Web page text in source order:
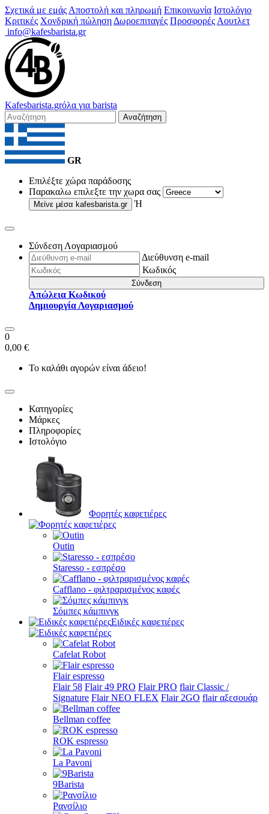
Σχετικά με εμάς Αποστολή και πληρωμή Επικοινωνία Ιστολόγιο
Κριτικές Χονδρική πώληση Δωροεπιταγές Προσφορές Αουτλετ
info@kafesbarista.gr
Kafesbarista.grόλα για barista
Αναζήτηση
GR
Επιλέξτε χώρα παράδοσης
Παρακαλω επιλεξτε την χωρα σας
Μείνε μέσα kafesbarista.gr Ή
Σύνδεση Λογαριασμού
Διεύθυνση e-mail
Κωδικός
Σύνδεση
Απώλεια Κωδικού
Δημιουργία Λογαριασμού
0
0,00 €
Το καλάθι αγορών είναι άδειο!
Κατηγορίες
Μάρκες
Πληροφορίες
Ιστολόγιο
Φορητές καφετιέρες
Outin
Staresso - εσπρέσο
Cafflano - φιλτραρισμένος καφές
Σόμπες κάμπινγκ
Ειδικές καφετιέρες
Cafelat Robot
Flair espresso
Flair 58 Flair 49 PRO Flair PRO flair Classic /
Signature Flair NEO FLEX Flair 2GO flair αξεσουάρ
Bellman coffee
ROK espresso
La Pavoni
9Barista
Ρανσίλιο